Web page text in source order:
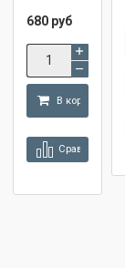
680 руб
В корзину
Сравнить